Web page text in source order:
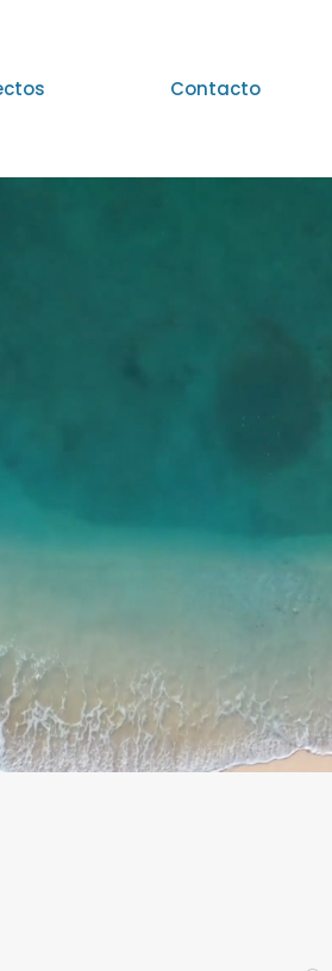
Contacto